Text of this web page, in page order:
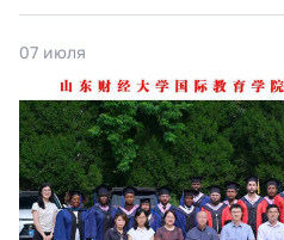
07 июля